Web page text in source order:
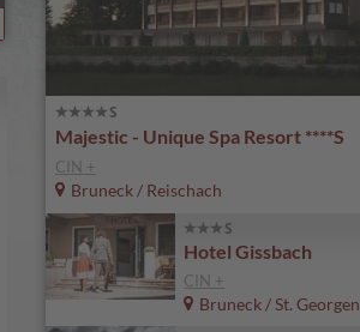
Majestic - Unique Spa Resort ****S
CIN +
Bruneck / Reischach
Hotel Gissbach
CIN +
Bruneck / St. Georgen